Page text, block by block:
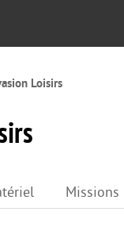
Loisirs
Missions